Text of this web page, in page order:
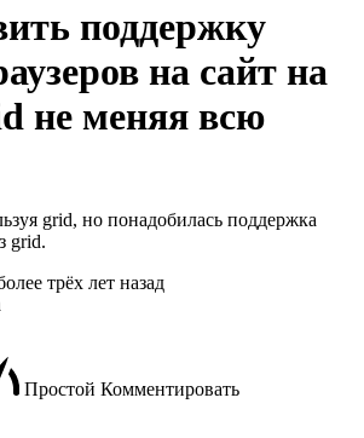
поддержку
на сайт на
не меняя всю
grid, но понадобилась поддержка
grid.
трёх лет назад
Простой Комментировать